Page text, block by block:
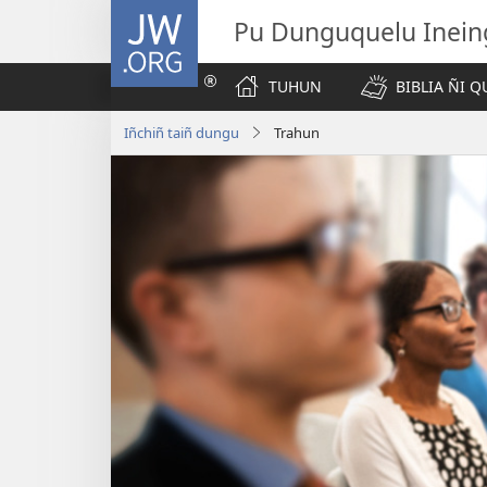
JW.ORG
Pu Dunguquelu
TUHUN BIBLIA ÑI
Iñchiñ taiñ dungu Trahun